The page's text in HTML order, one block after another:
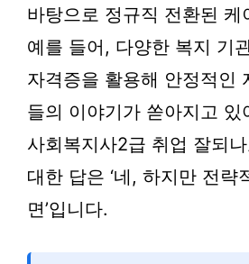
바탕으로 정규직 전환된 케
예를 들어, 다양한 복지 기
자격증을 활용해 안정적인
들의 이야기가 쏟아지고 있
사회복지사2급 취업 잘되
대한 답은 ‘네, 하지만 전략
면’입니다.